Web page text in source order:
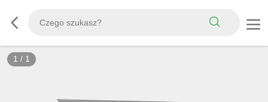
1 / 1